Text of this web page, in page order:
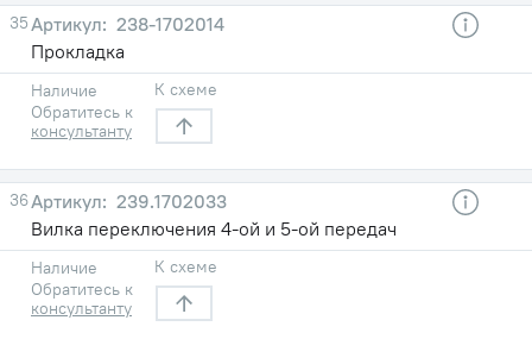
35
238-1702014
Прокладка
Наличие
Обратитесь к
консультанту
К схеме
36
239.1702033
Вилка переключения 4-ой и 5-ой передач
Наличие
Обратитесь к
консультанту
К схеме